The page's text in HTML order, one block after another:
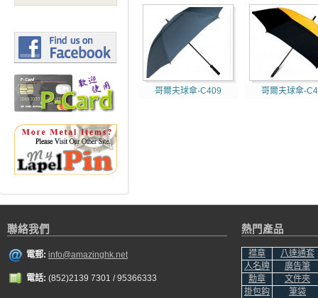
哥爾夫球傘-C409 哥爾夫球傘-
聯絡我們
電郵: info@amazinghk.net
電話: (852)2139 7301 / 95366333
熱門產品
襟章
八達通套
人名牌
廣告筆
勳章
文件夾
掛包鈎
筆袋